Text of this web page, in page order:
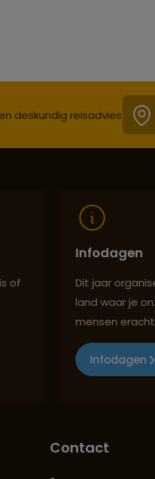
deskundig reisadvies
of
Infodagen
Dit jaar
land waar je
mensen
Infodagen
Contact